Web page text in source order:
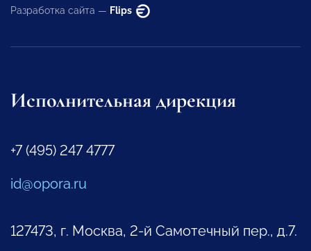
Разработка сайта — Flips
Исполнительная дирекция
+7 (495) 247 4777
id@opora.ru
127473, г. Москва, 2-й Самотечный пер., д.7.